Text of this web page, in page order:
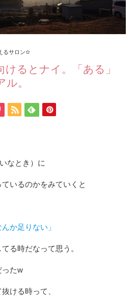
るサロン✫
けるとナイ。「ある」
。
なとき）に
いるのかをみていくと
か足りない」
る時だなって思う。
ったw
ける時って、